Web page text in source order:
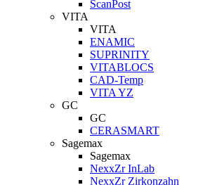
ScanPost
VITA
VITA
ENAMIC
SUPRINITY
VITABLOCS
CAD-Temp
VITA YZ
GC
GC
CERASMART
Sagemax
Sagemax
NexxZr InLab
NexxZr Zirkonzahn